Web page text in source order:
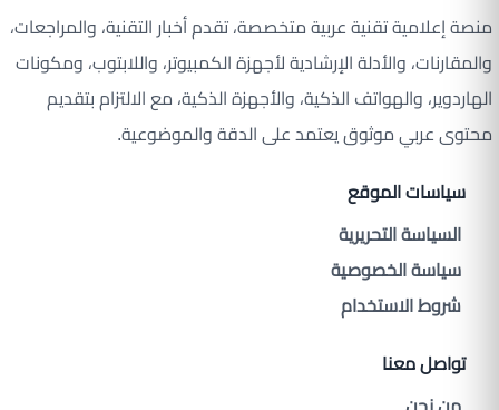
منصة إعلامية تقنية عربية متخصصة، تقدم أخبار التقنية، والمراجعات،
والمقارنات، والأدلة الإرشادية لأجهزة الكمبيوتر، واللابتوب، ومكونات
الهاردوير، والهواتف الذكية، والأجهزة الذكية، مع الالتزام بتقديم
محتوى عربي موثوق يعتمد على الدقة والموضوعية.
سياسات الموقع
السياسة التحريرية
سياسة الخصوصية
شروط الاستخدام
تواصل معنا